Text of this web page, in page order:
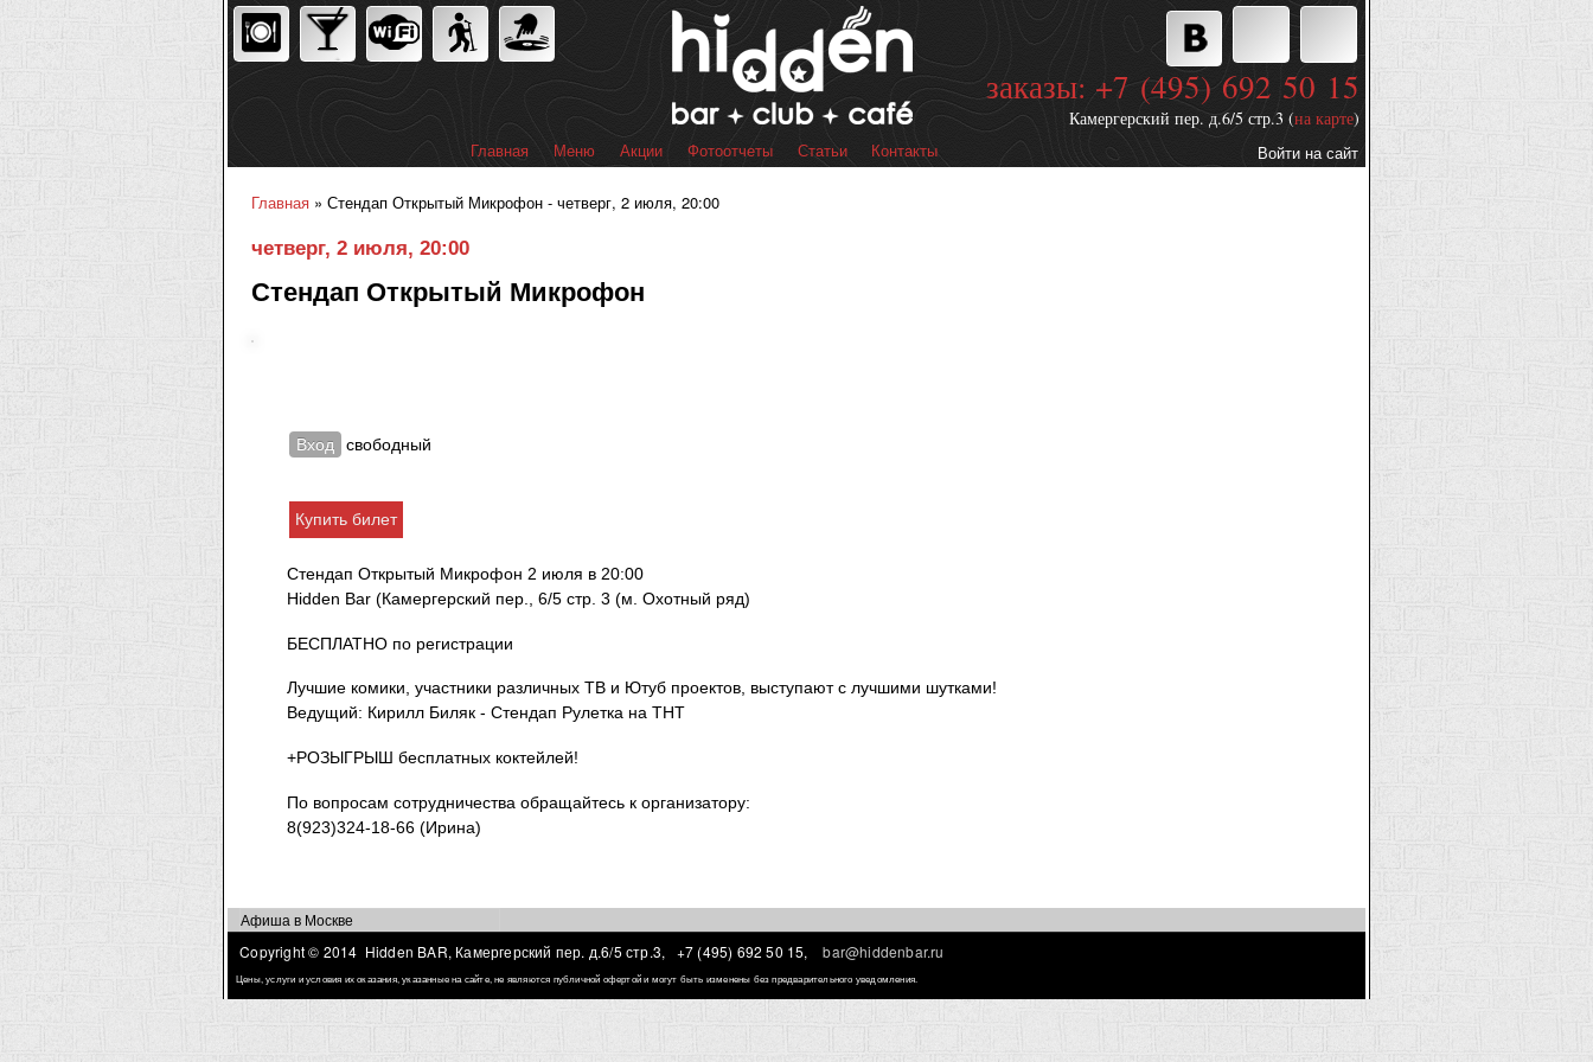
Перейти к
основному
содержанию
Главное меню
Главная Меню Акции Фотоотчеты Статьи Контакты
заказы: +7 (495) 692 50 15
Камергерский пер. д.6/5 стр.3 (на карте)
Дополнительные
Войти на сайт
Главная » Стендап Открытый Микрофон - четверг, 2 июля, 20:00
четверг, 2 июля, 20:00
Стендап Открытый Микрофон
Вход свободный
Купить билет
Стендап Открытый Микрофон 2 июля в 20:00
Hidden Bar (Камергерский пер., 6/5 стр. 3 (м. Охотный ряд)
БЕСПЛАТНО по регистрации
Лучшие комики, участники различных ТВ и Ютуб проектов, выступают с лучшими шутками!
Ведущий: Кирилл Биляк - Стендап Рулетка на ТНТ
+РОЗЫГРЫШ бесплатных коктейлей!
По вопросам сотрудничества обращайтесь к организатору:
8(923)324-18-66 (Ирина)
Афиша в Москве
Copyright © 2014 Hidden BAR, Камергерский пер. д.6/5 стр.3,
+7 (495) 692 50 15, bar@hiddenbar.ru
Цены, услуги и условия их оказания, указанные на сайте, не являются публичной офертой и могут быть изменены без предварительного уведомления.